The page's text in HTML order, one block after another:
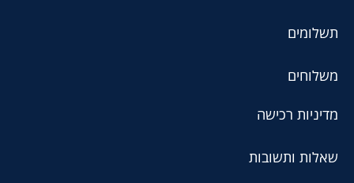
תשלומים
משלוחים
מדיניות רכישה
שאלות ותשובות